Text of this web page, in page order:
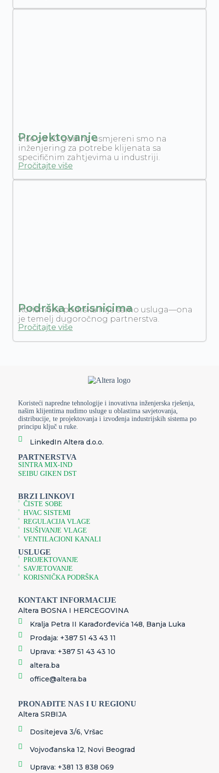
Projektovanje
Više od 20 godina usmjereni smo na
inženjering za potrebe klijenata sa
specifičnim zahtjevima u industriji.
Pročitajte više
Podrška korisnicima
Korisnička podrška nije samo usluga—ona
je temelj dugoročnog partnerstva.
Pročitajte više
Koristeći napredne tehnologije i inovativna inženjerska rješenja,
našim klijentima nudimo usluge u oblastima savjetovanja,
distribucije, te projektovanja i izvođenja industrijskih sistema po
principu ključ u ruke.
LinkedIn Altera d.o.o.
PARTNERSTVA
SINTRA MIX-IND
SEIBU GIKEN DST
BRZI LINKOVI
ČISTE SOBE
HVAC SISTEMI
REGULACIJA VLAGE
ISUŠIVANJE VLAGE
VENTILACIONI KANALI
USLUGE
PROJEKTOVANJE
SAVJETOVANJE
KORISNIČKA PODRŠKA
KONTAKT INFORMACIJE
Altera BOSNA I HERCEGOVINA
Kralja Petra II Karađorđevića 148, Banja Luka
Prodaja: +387 51 43 43 11
Uprava: +387 51 43 43 10
altera.ba
office@altera.ba
PRONAĐITE NAS I U REGIONU
Altera SRBIJA
Dositejeva 3/6, Vršac
Vojvođanska 12, Novi Beograd
Uprava: +381 13 838 069